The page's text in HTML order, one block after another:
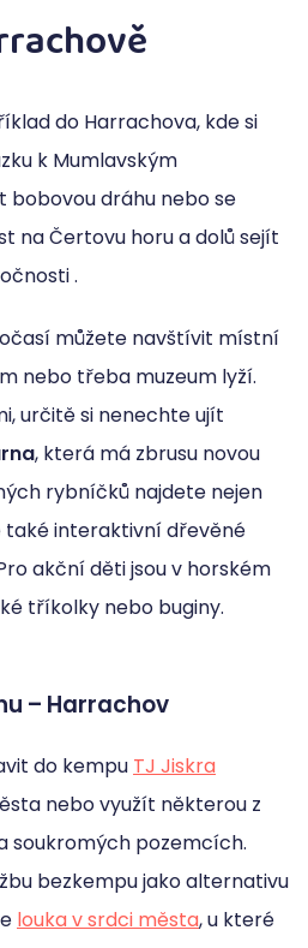
do Harrachova, kde si
k Mumlavským
bobovou dráhu nebo se
na Čertovu horu a dolů sejít
.
můžete navštívit místní
nebo třeba muzeum lyží.
určitě si nenechte ujít
, která má zbrusu novou
rybníčků najdete nejen
také interaktivní dřevěné
akční děti jsou v horském
tříkolky nebo buginy.
– Harrachov
do kempu TJ Jiskra
nebo využít některou z
soukromých pozemcích.
bezkempu jako alternativu
louka v srdci města, u které